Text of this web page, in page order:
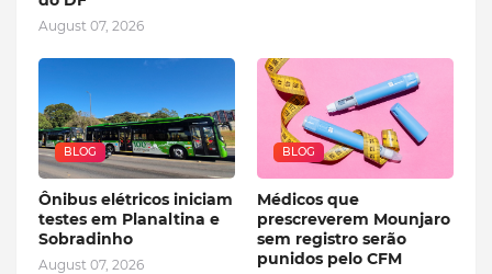
August 07, 2026
BLOG
Ônibus elétricos iniciam
testes em Planaltina e
Sobradinho
August 07, 2026
BLOG
Médicos que
prescreverem Mounjaro
sem registro serão
punidos pelo CFM